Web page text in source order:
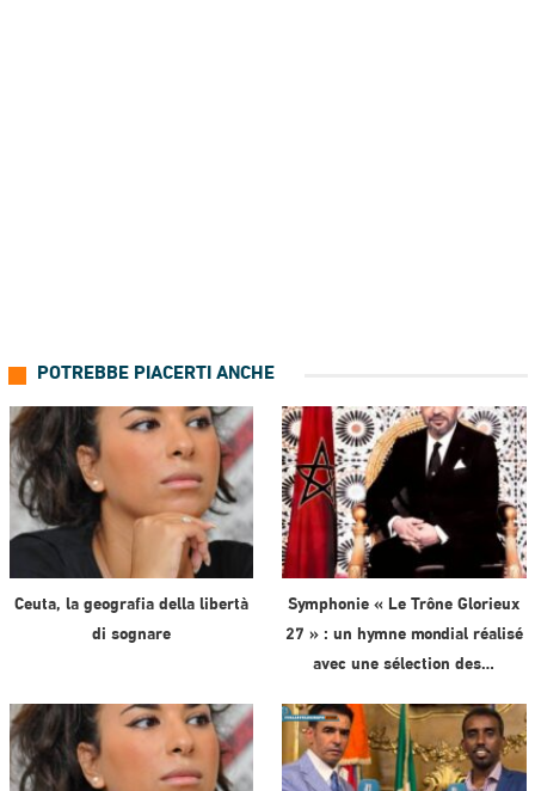
POTREBBE PIACERTI ANCHE
Ceuta, la geografia della libertà
di sognare
Symphonie « Le Trône Glorieux
27 » : un hymne mondial réalisé
avec une sélection des…